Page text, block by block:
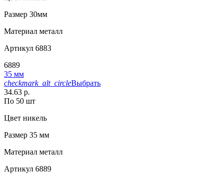
Размер 30мм
Материал металл
Артикул 6883
6889
35 мм
checkmark_alt_circleВыбрать
34.63 р.
По 50 шт
Цвет никель
Размер 35 мм
Материал металл
Артикул 6889